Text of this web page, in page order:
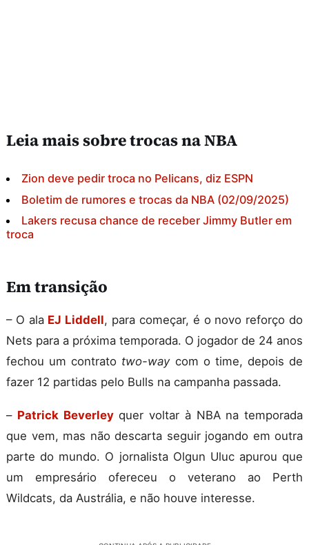
Leia mais sobre trocas na NBA
Zion deve pedir troca no Pelicans, diz ESPN
Boletim de rumores e trocas da NBA (02/09/2025)
Lakers recusa chance de receber Jimmy Butler em
troca
Em transição
– O ala EJ Liddell, para começar, é o novo reforço do
Nets para a próxima temporada. O jogador de 24 anos
fechou um contrato two-waycom o time, depois de
fazer 12 partidas pelo Bulls na campanha passada.
– Patrick Beverleyquer voltar à NBA na temporada
que vem, mas não descarta seguir jogando em outra
parte do mundo. O jornalista Olgun Uluc apurou que
um empresário ofereceu o veterano ao Perth
Wildcats, da Austrália, e não houve interesse.